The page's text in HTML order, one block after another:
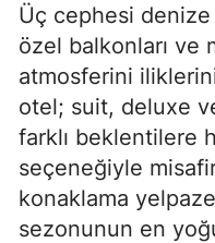
Üç cephesi denize
özel balkonları ve
atmosferini
otel; suit, deluxe
farklı beklentilere
seçeneğiyle
konaklama
sezonunun en